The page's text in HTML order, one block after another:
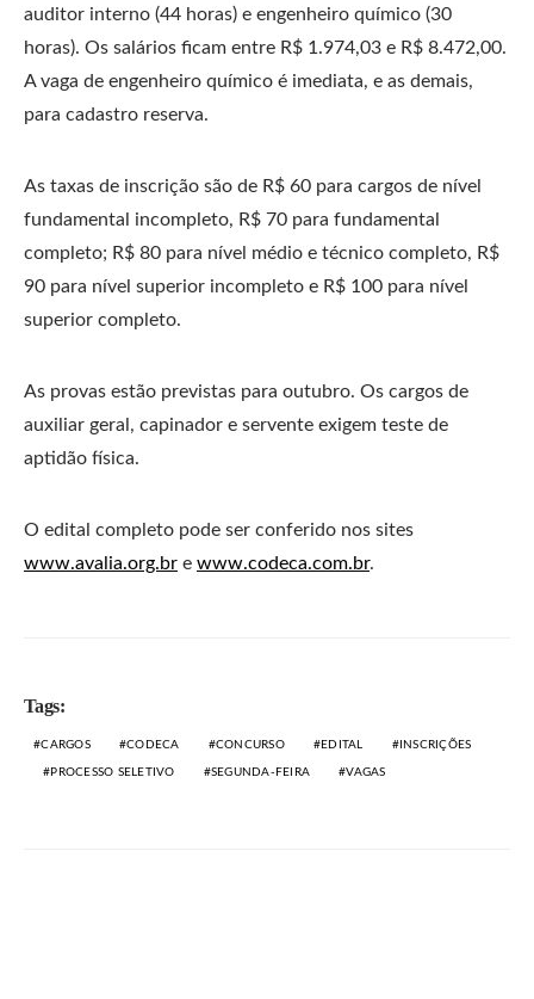
auditor interno (44 horas) e engenheiro químico (30
horas). Os salários ficam entre R$ 1.974,03 e R$ 8.472,00.
A vaga de engenheiro químico é imediata, e as demais,
para cadastro reserva.
As taxas de inscrição são de R$ 60 para cargos de nível
fundamental incompleto, R$ 70 para fundamental
completo; R$ 80 para nível médio e técnico completo, R$
90 para nível superior incompleto e R$ 100 para nível
superior completo.
As provas estão previstas para outubro. Os cargos de
auxiliar geral, capinador e servente exigem teste de
aptidão física.
O edital completo pode ser conferido nos sites
www.avalia.org.br e www.codeca.com.br.
Tags:
CARGOS CODECA CONCURSO EDITAL INSCRIÇÕES
PROCESSO SELETIVO SEGUNDA-FEIRA VAGAS